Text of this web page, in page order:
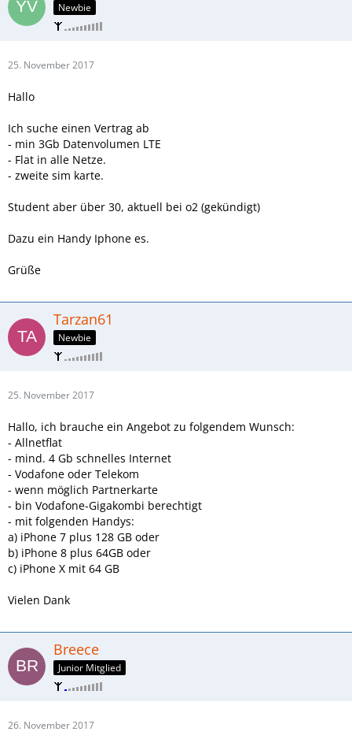
Newbie
25. November 2017
Hallo
Ich suche einen Vertrag ab
- min 3Gb Datenvolumen LTE
- Flat in alle Netze.
- zweite sim karte.
Student aber über 30, aktuell bei o2 (gekündigt)
Dazu ein Handy Iphone es.
Grüße
Tarzan61
Newbie
25. November 2017
Hallo, ich brauche ein Angebot zu folgendem Wunsch:
- Allnetflat
- mind. 4 Gb schnelles Internet
- Vodafone oder Telekom
- wenn möglich Partnerkarte
- bin Vodafone-Gigakombi berechtigt
- mit folgenden Handys:
a) iPhone 7 plus 128 GB oder
b) iPhone 8 plus 64GB oder
c) iPhone X mit 64 GB
Vielen Dank
Breece
Junior Mitglied
26. November 2017